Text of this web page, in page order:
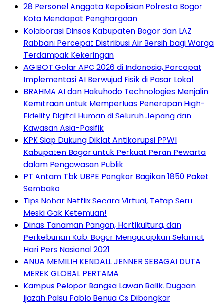
28 Personel Anggota Kepolisian Polresta Bogor
Kota Mendapat Penghargaan
Kolaborasi Dinsos Kabupaten Bogor dan LAZ
Rabbani Percepat Distribusi Air Bersih bagi Warga
Terdampak Kekeringan
AGIBOT Gelar APC 2026 di Indonesia, Percepat
Implementasi AI Berwujud Fisik di Pasar Lokal
BRAHMA AI dan Hakuhodo Technologies Menjalin
Kemitraan untuk Memperluas Penerapan High-
Fidelity Digital Human di Seluruh Jepang dan
Kawasan Asia-Pasifik
KPK Siap Dukung Diklat Antikorupsi PPWI
Kabupaten Bogor untuk Perkuat Peran Pewarta
dalam Pengawasan Publik
PT Antam Tbk UBPE Pongkor Bagikan 1850 Paket
Sembako
Tips Nobar Netflix Secara Virtual, Tetap Seru
Meski Gak Ketemuan!
Dinas Tanaman Pangan, Hortikultura, dan
Perkebunan Kab. Bogor Mengucapkan Selamat
Hari Pers Nasional 2021
ANUA MEMILIH KENDALL JENNER SEBAGAI DUTA
MEREK GLOBAL PERTAMA
Kampus Pelopor Bangsa Lawan Balik, Dugaan
Ijazah Palsu Pablo Benua Cs Dibongkar